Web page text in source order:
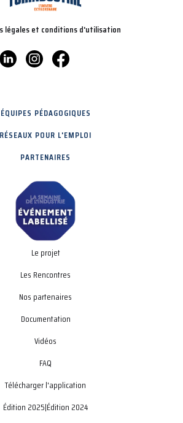
légales et conditions d'utilisation
ÉQUIPES PÉDAGOGIQUES
RÉSEAUX POUR L'EMPLOI
PARTENAIRES
Le projet
Les Rencontres
Nos partenaires
Documentation
Vidéos
FAQ
Télécharger l'application
Édition 2025|Édition 2024